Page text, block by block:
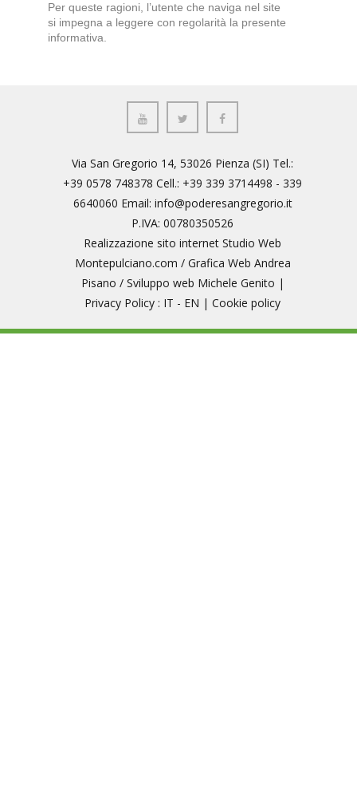
Per queste ragioni, l’utente che naviga nel site
si impegna a leggere con regolarità la presente
informativa.
Via San Gregorio 14, 53026 Pienza (SI) Tel.:
+39 0578 748378 Cell.: +39 339 3714498 - 339
6640060 Email: info@poderesangregorio.it
P.IVA: 00780350526
Realizzazione sito internet Studio Web
Montepulciano.com / Grafica Web Andrea
Pisano / Sviluppo web Michele Genito |
Privacy Policy : IT - EN | Cookie policy